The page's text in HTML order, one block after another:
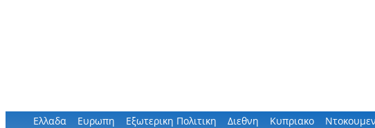
Ελλαδα Ευρωπη Εξωτερικη Πολιτικη Διεθνη Κυπριακο